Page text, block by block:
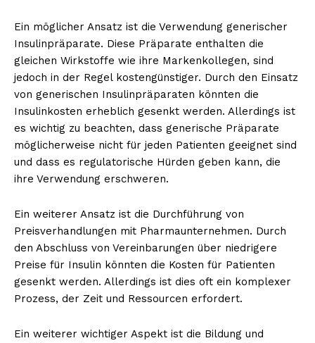
Ein möglicher Ansatz ist die Verwendung generischer
Insulinpräparate. Diese Präparate enthalten die
gleichen Wirkstoffe wie ihre Markenkollegen, sind
jedoch in der Regel kostengünstiger. Durch den Einsatz
von generischen Insulinpräparaten könnten die
Insulinkosten erheblich gesenkt werden. Allerdings ist
es wichtig zu beachten, dass generische Präparate
möglicherweise nicht für jeden Patienten geeignet sind
und dass es regulatorische Hürden geben kann, die
ihre Verwendung erschweren.
Ein weiterer Ansatz ist die Durchführung von
Preisverhandlungen mit Pharmaunternehmen. Durch
den Abschluss von Vereinbarungen über niedrigere
Preise für Insulin könnten die Kosten für Patienten
gesenkt werden. Allerdings ist dies oft ein komplexer
Prozess, der Zeit und Ressourcen erfordert.
Ein weiterer wichtiger Aspekt ist die Bildung und